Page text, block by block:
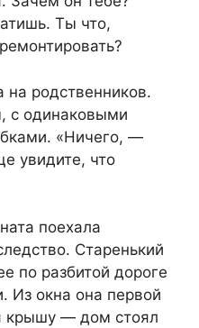
Ты что,
на родственников.
с одинаковыми
«Ничего, —
увидите, что
поехала
Старенький
по разбитой дороге
Из окна она первой
крышу — дом стоял